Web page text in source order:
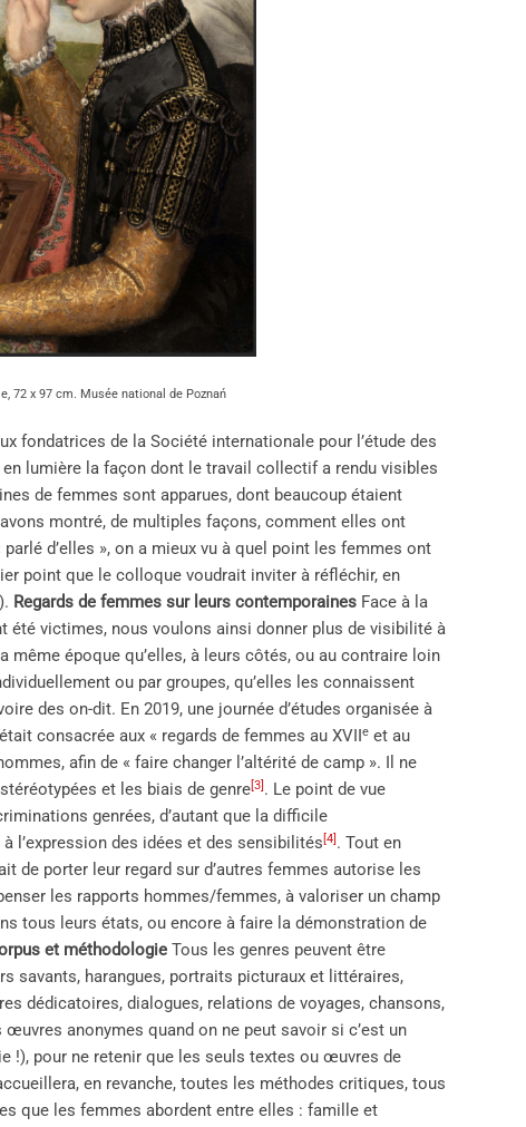
72 x 97 cm. Musée national de Poznań
fondatrices de la Société internationale pour l’étude des
lumière la façon dont le travail collectif a rendu visibles
de femmes sont apparues, dont beaucoup étaient
montré, de multiples façons, comment elles ont
d’elles », on a mieux vu à quel point les femmes ont
point que le colloque voudrait inviter à réfléchir, en
Regards de femmes sur leurs contemporaines Face à la
été victimes, nous voulons ainsi donner plus de visibilité à
époque qu’elles, à leurs côtés, ou au contraire loin
ou par groupes, qu’elles les connaissent
des on-dit. En 2019, une journée d’études organisée à
consacrée aux « regards de femmes au XVII
e et au
afin de « faire changer l’altérité de camp ». Il ne
et les biais de genre[3] . Le point de vue
genrées, d’autant que la difficile
l’expression des idées et des sensibilités[4] . Tout en
de porter leur regard sur d’autres femmes autorise les
les rapports hommes/femmes, à valoriser un champ
tous leurs états, ou encore à faire la démonstration de
et méthodologie Tous les genres peuvent être
savants, harangues, portraits picturaux et littéraires,
dédicatoires, dialogues, relations de voyages, chansons,
anonymes quand on ne peut savoir si c’est un
!), pour ne retenir que les seuls textes ou œuvres de
en revanche, toutes les méthodes critiques, tous
que les femmes abordent entre elles : famille et